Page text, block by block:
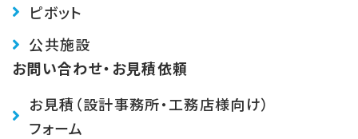
ピボット
公共施設
お問い合わせ・お見積依頼
お見積（設計事務所・工務店様向け）
フォーム